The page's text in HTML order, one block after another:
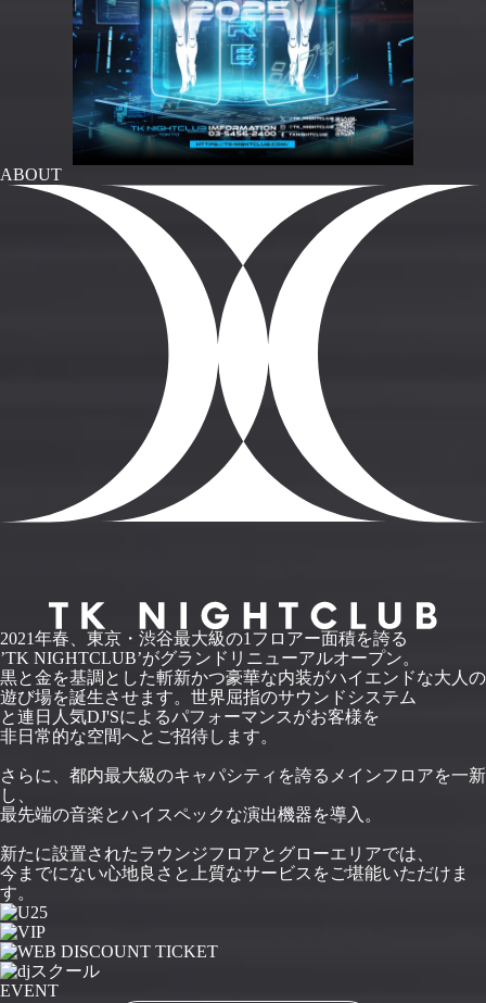
ABOUT
2021年春、東京・渋谷最大級の1フロアー面積を誇る
’TK NIGHTCLUB’がグランドリニューアルオープン。
黒と金を基調とした斬新かつ豪華な内装がハイエンドな大人の
遊び場を誕生させます。世界屈指のサウンドシステム
と連日人気DJ'Sによるパフォーマンスがお客様を
非日常的な空間へとご招待します。
さらに、都内最大級のキャパシティを誇るメインフロアを一新
し、
最先端の音楽とハイスペックな演出機器を導入。
新たに設置されたラウンジフロアとグローエリアでは、
今までにない心地良さと上質なサービスをご堪能いただけま
す。
EVENT